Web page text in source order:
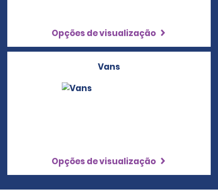
Opções de visualização
Vans
Opções de visualização